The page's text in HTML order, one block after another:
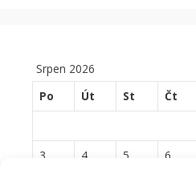
Srpen 2026
Po
Út St Čt
3
4 5 6